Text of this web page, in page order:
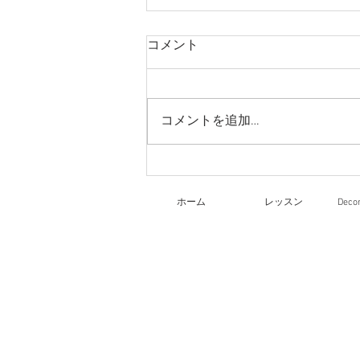
リーガロイヤルホテル大阪
コメント
コメントを追加…
ホーム レッスン